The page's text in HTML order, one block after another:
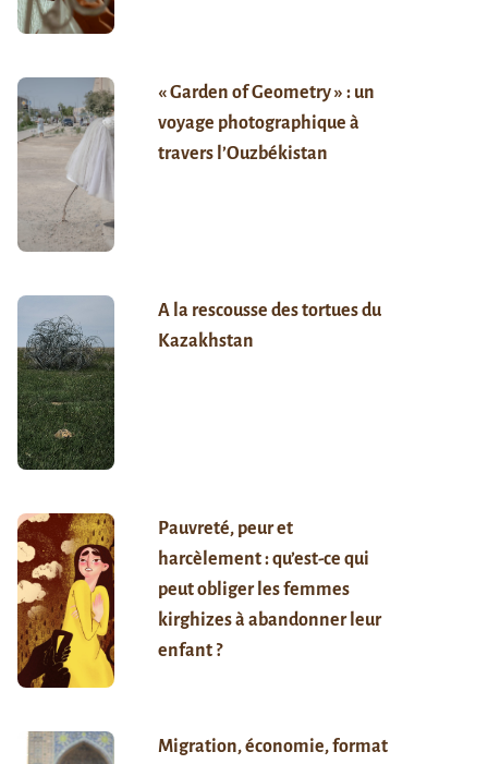
« Garden of Geometry » : un
voyage photographique à
travers l’Ouzbékistan
A la rescousse des tortues du
Kazakhstan
Pauvreté, peur et
harcèlement : qu’est-ce qui
peut obliger les femmes
kirghizes à abandonner leur
enfant ?
Migration, économie, format